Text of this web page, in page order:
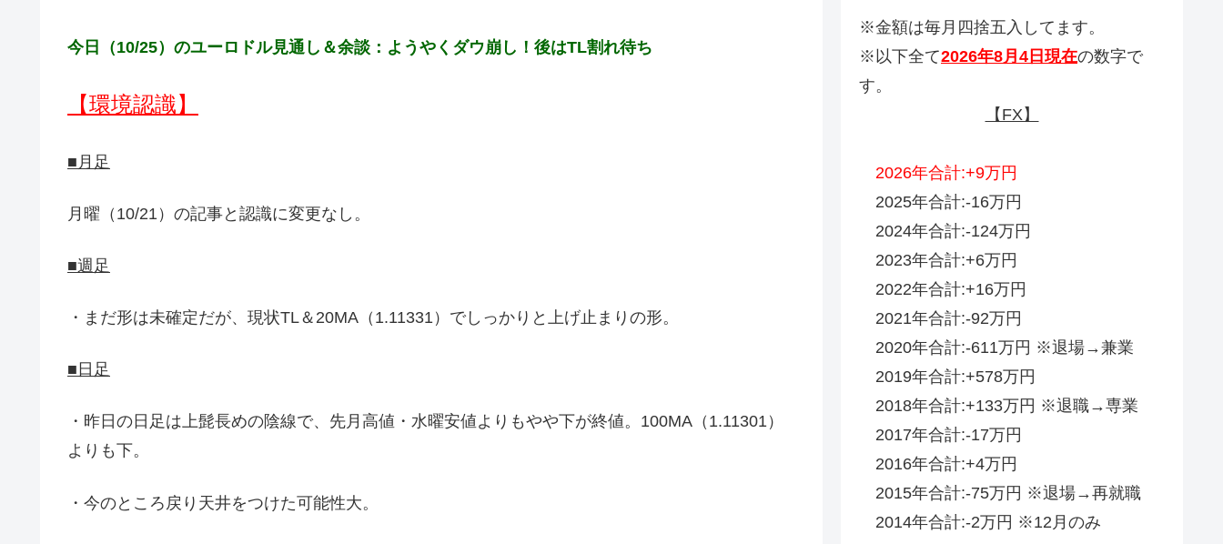
今日（10/25）のユーロドル見通し＆余談：ようやくダウ崩し！後はTL割れ待ち
【環境認識】
■月足
月曜（10/21）の記事と認識に変更なし。
■週足
・まだ形は未確定だが、現状TL＆20MA（1.11331）でしっかりと上げ止まりの形。
■日足
・昨日の日足は上髭長めの陰線で、先月高値・水曜安値よりもやや下が終値。100MA（1.11301）
よりも下。
・今のところ戻り天井をつけた可能性大。
※金額は毎月四捨五入してます。
※以下全て2026年8月4日現在の数字で
す。
【FX】
2026年合計:+9万円
2025年合計:-16万円
2024年合計:-124万円
2023年合計:+6万円
2022年合計:+16万円
2021年合計:-92万円
2020年合計:-611万円 ※退場→兼業
2019年合計:+578万円
2018年合計:+133万円 ※退職→専業
2017年合計:-17万円
2016年合計:+4万円
2015年合計:-75万円 ※退場→再就職
2014年合計:-2万円 ※12月のみ